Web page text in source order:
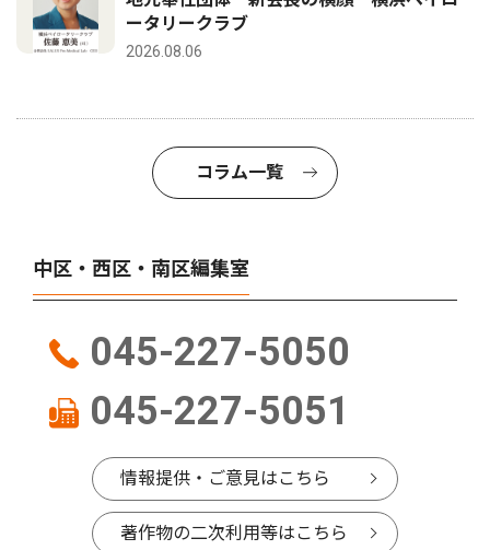
ータリークラブ
2026.08.06
コラム一覧
中区・西区・南区編集室
045-227-5050
045-227-5051
情報提供・ご意見はこちら
著作物の二次利用等はこちら